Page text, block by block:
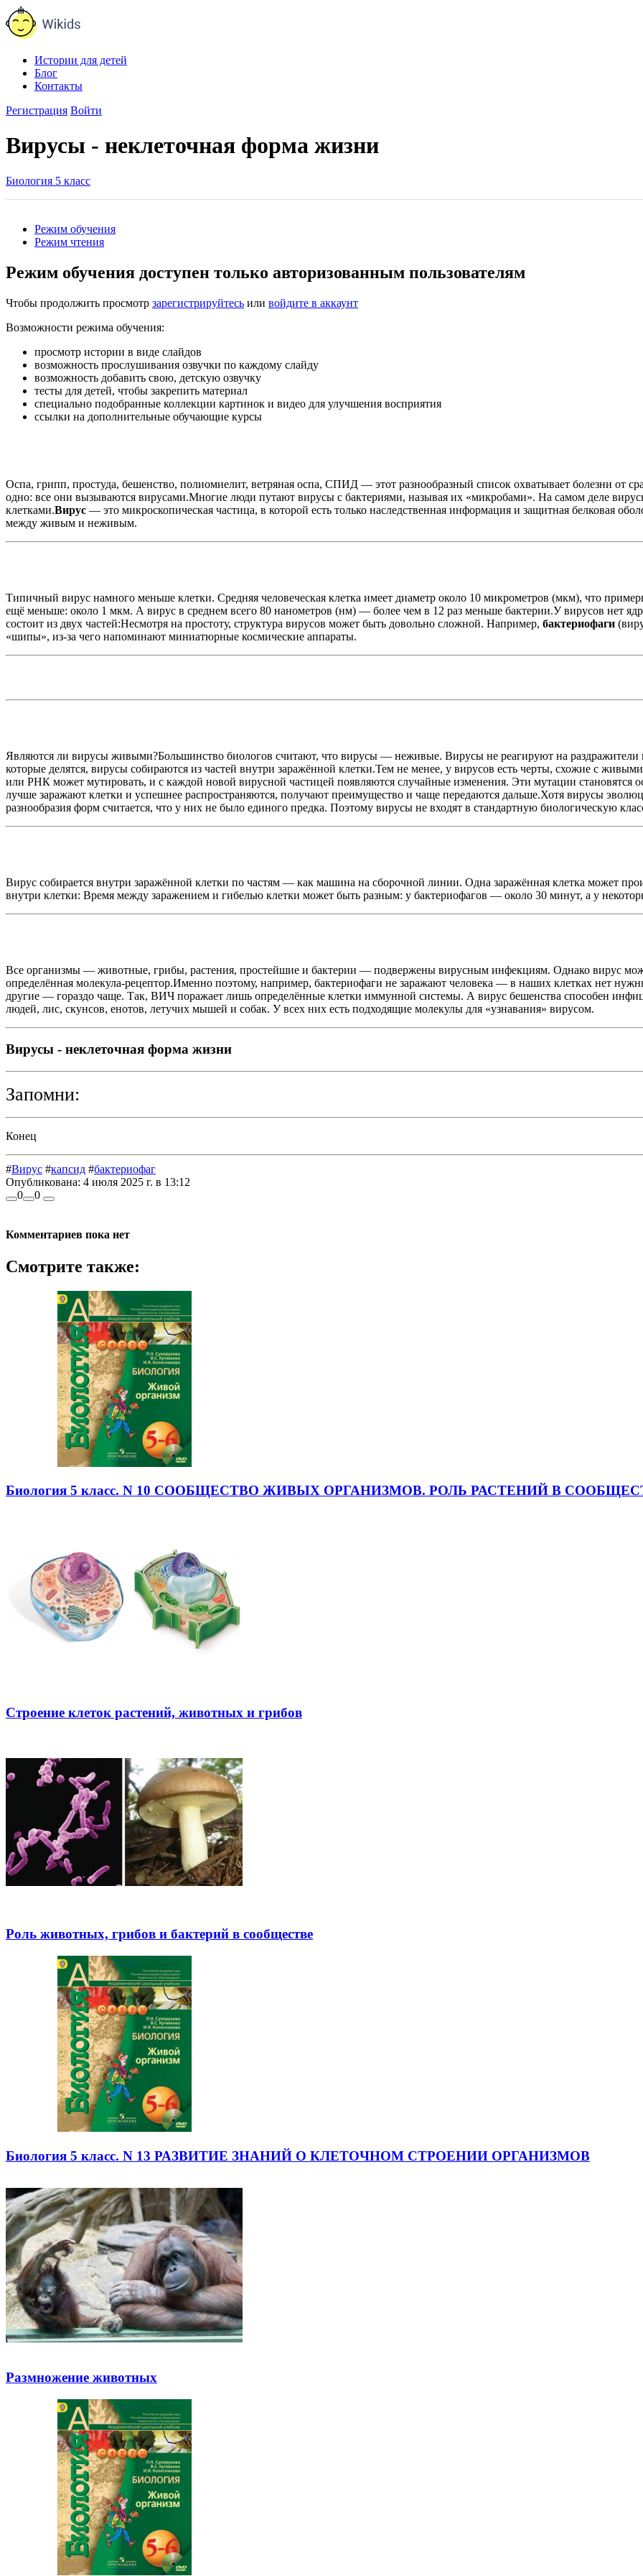
Истории для детей
Блог
Контакты
Регистрация Войти
Вирусы - неклеточная форма жизни
Биология 5 класс
Режим обучения
Режим чтения
Режим обучения доступен только авторизованным пользователям
Чтобы продолжить просмотр зарегистрируйтесь или войдите в аккаунт
Возможности режима обучения:
просмотр истории в виде слайдов
возможность прослушивания озвучки по каждому слайду
возможность добавить свою, детскую озвучку
тесты для детей, чтобы закрепить материал
специально подобранные коллекции картинок и видео для улучшения восприятия
ссылки на дополнительные обучающие курсы
Оспа, грипп, простуда, бешенство, полиомиелит, ветряная оспа, СПИД — этот разнообразный список охватывает болезни от
одно: все они вызываются вирусами.Многие люди путают вирусы с бактериями, называя их «микробами». На самом деле
клетками.Вирус — это микроскопическая частица, в которой есть только наследственная информация и защитная белковая
между живым и неживым.
Типичный вирус намного меньше клетки. Средняя человеческая клетка имеет диаметр около 10 микрометров (мкм), что
ещё меньше: около 1 мкм. А вирус в среднем всего 80 нанометров (нм) — более чем в 12 раз меньше бактерии.У вирусов нет
состоит из двух частей:Несмотря на простоту, структура вирусов может быть довольно сложной. Например, бактериофаги
«шипы», из-за чего напоминают миниатюрные космические аппараты.
Являются ли вирусы живыми?Большинство биологов считают, что вирусы — неживые. Вирусы не реагируют на раздражители
которые делятся, вирусы собираются из частей внутри заражённой клетки.Тем не менее, у вирусов есть черты, схожие с
или РНК может мутировать, и с каждой новой вирусной частицей появляются случайные изменения. Эти мутации становятся
лучше заражают клетки и успешнее распространяются, получают преимущество и чаще передаются дальше.Хотя вирусы
разнообразия форм считается, что у них не было единого предка. Поэтому вирусы не входят в стандартную биологическую
Вирус собирается внутри заражённой клетки по частям — как машина на сборочной линии. Одна заражённая клетка может
внутри клетки: Время между заражением и гибелью клетки может быть разным: у бактериофагов — около 30 минут, а у
Все организмы — животные, грибы, растения, простейшие и бактерии — подвержены вирусным инфекциям. Однако вирус может
определённая молекула-рецептор.Именно поэтому, например, бактериофаги не заражают человека — в наших клетках нет
другие — гораздо чаще. Так, ВИЧ поражает лишь определённые клетки иммунной системы. А вирус бешенства способен
людей, лис, скунсов, енотов, летучих мышей и собак. У всех них есть подходящие молекулы для «узнавания» вирусом.
Вирусы - неклеточная форма жизни
Запомни:
Конец
#Вирус #капсид #бактериофаг
Опубликована: 4 июля 2025 г. в 13:12
0
0
Комментариев пока нет
Смотрите также:
Биология 5 класс. N 10 СООБЩЕСТВО ЖИВЫХ ОРГАНИЗМОВ. РОЛЬ РАСТЕНИЙ В
Строение клеток растений, животных и грибов
Роль животных, грибов и бактерий в сообществе
Биология 5 класс. N 13 РАЗВИТИЕ ЗНАНИЙ О КЛЕТОЧНОМ СТРОЕНИИ ОРГАНИЗМОВ
Размножение животных